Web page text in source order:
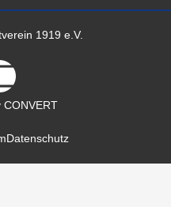
1919 e.V.
CONVERT
Datenschutz